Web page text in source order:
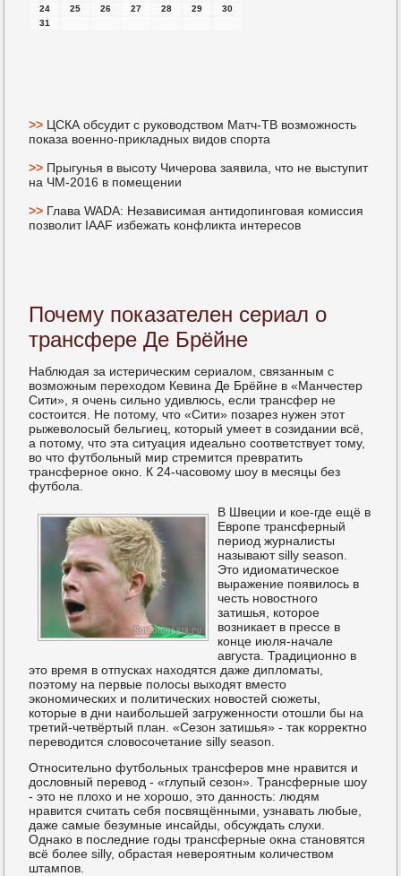
24
25 26 27 28 29
30
31
>> ЦСКА обсудит с руководством Матч-ТВ возможность
показа военно-прикладных видов спорта
>> Прыгунья в высоту Чичерова заявила, что не выступит
на ЧМ-2016 в помещении
>> Глава WADA: Независимая антидопинговая комиссия
позволит IAAF избежать конфликта интересов
Почему показателен сериал о
трансфере Де Брёйне
Наблюдая за истерическим сериалом, связанным с
возможным переходом Кевина Де Брёйне в «Манчестер
Сити», я очень сильно удивлюсь, если трансфер не
состоится. Не потому, что «Сити» позарез нужен этот
рыжеволосый бельгиец, который умеет в созидании всё,
а потому, что эта ситуация идеально соответствует тому,
во что футбольный мир стремится превратить
трансферное окно. К 24-часовому шоу в месяцы без
футбола.
В Швеции и кое-где ещё в
Европе трансферный
период журналисты
называют silly season.
Это идиоматическое
выражение появилось в
честь новостного
затишья, которое
возникает в прессе в
конце июля-начале
августа. Традиционно в
это время в отпусках находятся даже дипломаты,
поэтому на первые полосы выходят вместо
экономических и политических новостей сюжеты,
которые в дни наибольшей загруженности отошли бы на
третий-четвёртый план. «Сезон затишья» - так корректно
переводится словосочетание silly season.
Относительно футбольных трансферов мне нравится и
дословный перевод - «глупый сезон». Трансферные шоу
- это не плохо и не хорошо, это данность: людям
нравится считать себя посвящёнными, узнавать любые,
даже самые безумные инсайды, обсуждать слухи.
Однако в последние годы трансферные окна становятся
всё более silly, обрастая невероятным количеством
штампов.